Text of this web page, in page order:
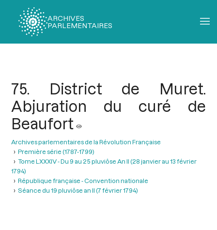
ARCHIVES
PARLEMENTAIRES
75. District de Muret.
Abjuration du curé de
Beaufort
Archives parlementaires de la Révolution Française
Première série (1787-1799)
Tome LXXXIV - Du 9 au 25 pluviôse An II (28 janvier au 13 février
1794)
République française - Convention nationale
Séance du 19 pluviôse an II (7 février 1794)